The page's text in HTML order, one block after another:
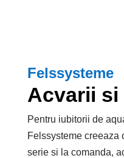
Felssysteme
Acvarii si
Pentru iubitorii de
Felssysteme creeaza
serie si la comanda,